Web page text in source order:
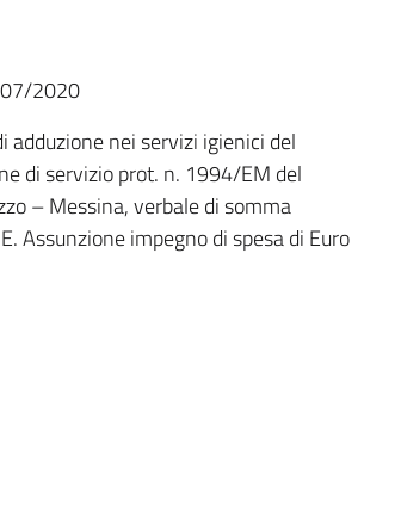
07/2020
adduzione nei servizi igienici del
di servizio prot. n. 1994/EM del
– Messina, verbale di somma
Assunzione impegno di spesa di Euro